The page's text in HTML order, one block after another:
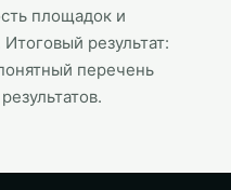
площадок и
результат:
перечень